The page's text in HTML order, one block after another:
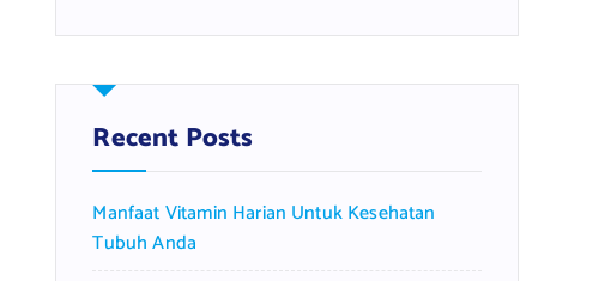
r
h
f
o
:
Recent Posts
Manfaat Vitamin Harian Untuk Kesehatan
Tubuh Anda